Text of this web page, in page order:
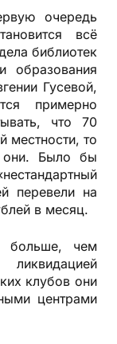
очередь
всё
библиотек
образования
Гусевой,
примерно
что 70
местности, то
они. Было бы
перевели на
в месяц.
больше, чем
клубов они
центрами